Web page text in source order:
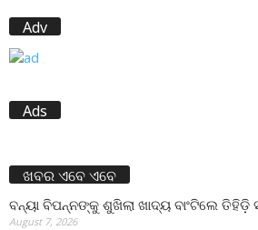
Adv
Ads
ଖବର ଏବେ ଏବେ
ବନ୍ୟା ବିପନ୍ନଙ୍କୁ ଶୁଖିଲା ଖାଦ୍ୟ ବାଂଟିଲେ
August 7, 2026